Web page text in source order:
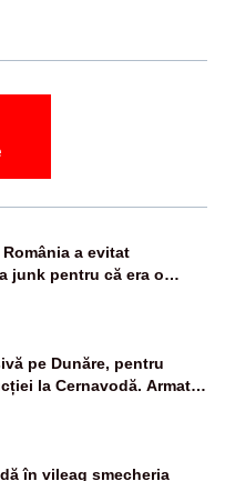
România a evitat
junk pentru că era o
bănci și fondurile de
pe Dunăre, pentru
la Cernavodă. Armata
și va devia apa
în vileag șmecheria